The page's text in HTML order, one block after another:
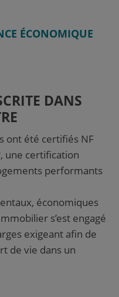
ÉCONOMIQUE
DANS
ont été certifiés NF
, une certification
performants
économiques
s’est engagé
exigeant afin de
de vie dans un